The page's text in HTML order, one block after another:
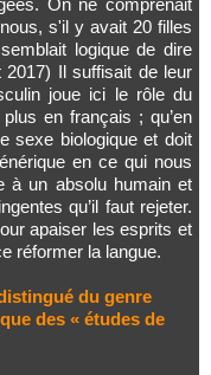
On ne comprenait
s'il y avait 20 filles
logique de dire
Il suffisait de leur
joue ici le rôle du
en français ; qu’en
sexe biologique et doit
en ce qui nous
à un absolu humain et
qu’il faut rejeter.
apaiser les esprits et
réformer la langue.
du genre
des « études de